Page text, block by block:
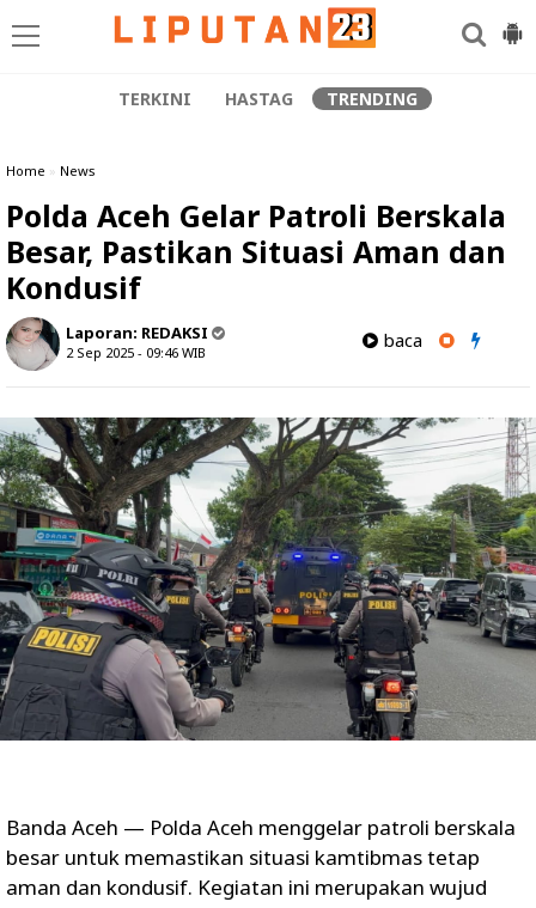
TERKINI HASTAG TRENDING
Home » News
Polda Aceh Gelar Patroli Berskala
Besar, Pastikan Situasi Aman dan
Kondusif
Laporan: REDAKSI
2 Sep 2025 - 09:46 WIB
baca
Banda Aceh — Polda Aceh menggelar patroli berskala
besar untuk memastikan situasi kamtibmas tetap
aman dan kondusif. Kegiatan ini merupakan wujud